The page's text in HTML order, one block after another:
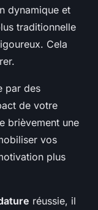
dynamique et
traditionnelle
Cela
par des
de votre
brièvement une
vos
plus
réussie, il